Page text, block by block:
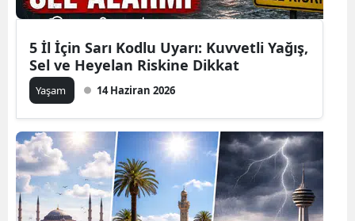
5 İl İçin Sarı Kodlu Uyarı: Kuvvetli Yağış,
Sel ve Heyelan Riskine Dikkat
Yaşam 14 Haziran 2026